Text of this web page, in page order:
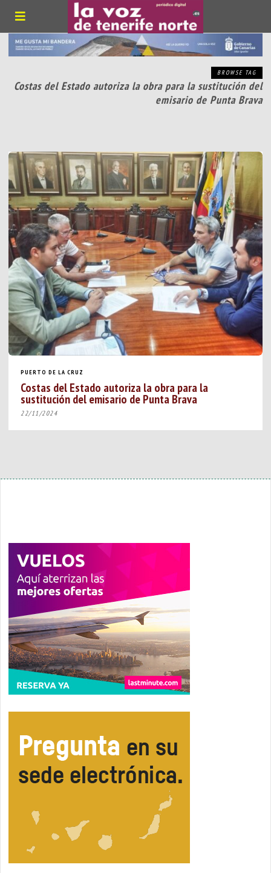
BROWSE TAG
Costas del Estado autoriza la obra para la sustitución del
emisario de Punta Brava
PUERTO DE LA CRUZ
Costas del Estado autoriza la obra para la
sustitución del emisario de Punta Brava
22/11/2024